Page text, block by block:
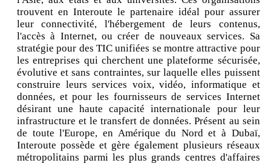
trouvent en Interoute le partenaire idéal pour assurer
leur connectivité, l'hébergement de leurs contenus,
l'accès à Internet, ou créer de nouveaux services. Sa
stratégie pour des TIC unifiées se montre attractive pour
les entreprises qui cherchent une plateforme sécurisée,
évolutive et sans contraintes, sur laquelle elles puissent
construire leurs services voix, vidéo, informatique et
données, et pour les fournisseurs de services Internet
désirant une haute capacité internationale pour leur
infrastructure et le transfert de données. Présent au sein
de toute l'Europe, en Amérique du Nord et à Dubaï,
Interoute possède et gère également plusieurs réseaux
métropolitains parmi les plus grands centres d'affaires